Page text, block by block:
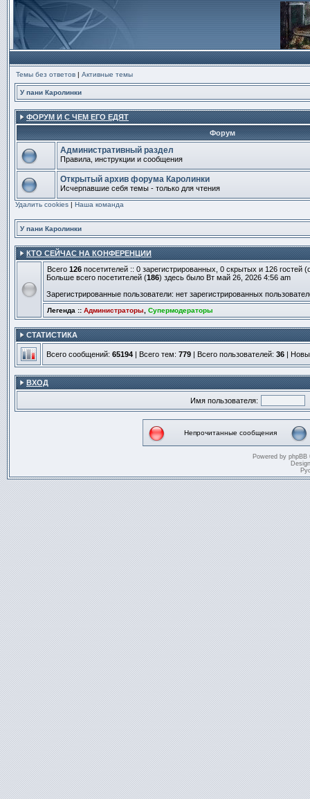
Темы без ответов | Активные темы
У пани Каролинки
ФОРУМ И С ЧЕМ ЕГО ЕДЯТ
Форум
Нет
непрочитанных
сообщений
Административный раздел
Правила, инструкции и сообщения
Нет
непрочитанных
Открытый архив форума Каролинки
Исчерпавшие себя темы - только для чтения
Удалить cookies | Наша команда
У пани Каролинки
КТО СЕЙЧАС НА КОНФЕРЕНЦИИ
Всего 126 посетителей :: 0 зарегистрированных, 0 скрытых и 126
Больше всего посетителей (186) здесь было Вт май 26, 2026 4:56 am
Зарегистрированные пользователи: нет зарегистрированных
Легенда :: Администраторы Супермодераторы
СТАТИСТИКА
Всего сообщений: 65194 | Всего тем: 779 | Всего пользователей: 36 |
ВХОД
Имя пользователя:
Непрочитанные
Непрочитанные сообщения
Powered by phpBB